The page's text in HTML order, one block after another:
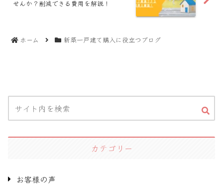
せんか？削減できる費用を解説！
ホーム 新築一戸建て購入に役立つブログ
カテゴリー
お客様の声